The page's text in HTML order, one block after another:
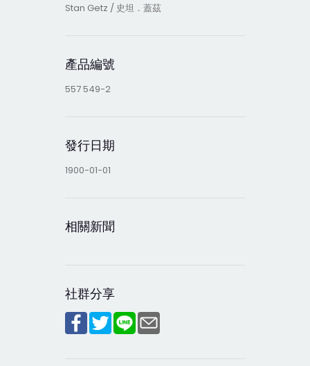
Stan Getz / 史坦．蓋茲
產品編號
557 549-2
發行日期
1900-01-01
相關新聞
社群分享